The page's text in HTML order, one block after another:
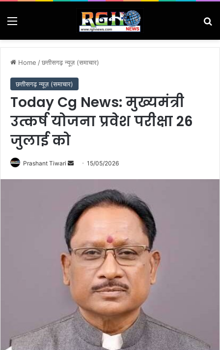
Menu
Home /छत्तीसगढ़ न्यूज़ (समाचार)
छत्तीसगढ़ न्यूज़ (समाचार)
Today Cg News: मुख्यमंत्री
उत्कर्ष योजना प्रवेश परीक्षा 26
जुलाई को
Prashant Tiwari
Send15/05/2026